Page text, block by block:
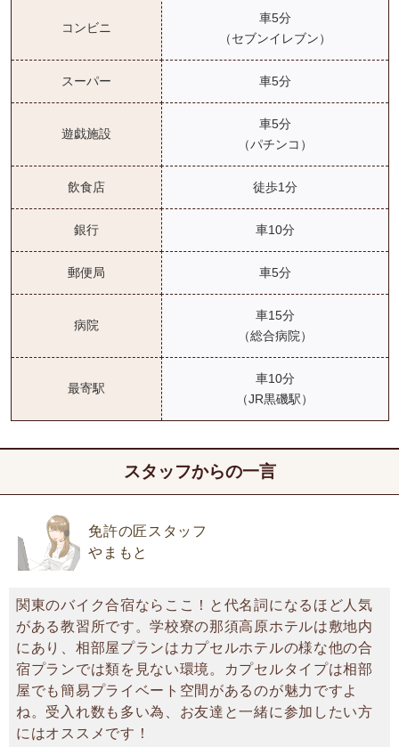
コンビニ
車5分
（セブンイレブン）
スーパー 車5分
遊戯施設
車5分
（パチンコ）
飲食店 徒歩1分
銀行 車10分
郵便局 車5分
病院
車15分
（総合病院）
最寄駅
車10分
（JR黒磯駅）
スタッフからの一言
免許の匠スタッフ
やまもと
関東のバイク合宿ならここ！と代名詞になるほど人気
がある教習所です。学校寮の那須高原ホテルは敷地内
にあり、相部屋プランはカプセルホテルの様な他の合
宿プランでは類を見ない環境。カプセルタイプは相部
屋でも簡易プライベート空間があるのが魅力ですよ
ね。受入れ数も多い為、お友達と一緒に参加したい方
にはオススメです！